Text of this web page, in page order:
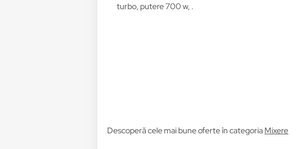
turbo, putere 700 w, .
Descoperă cele mai bune oferte în categoriaMixere